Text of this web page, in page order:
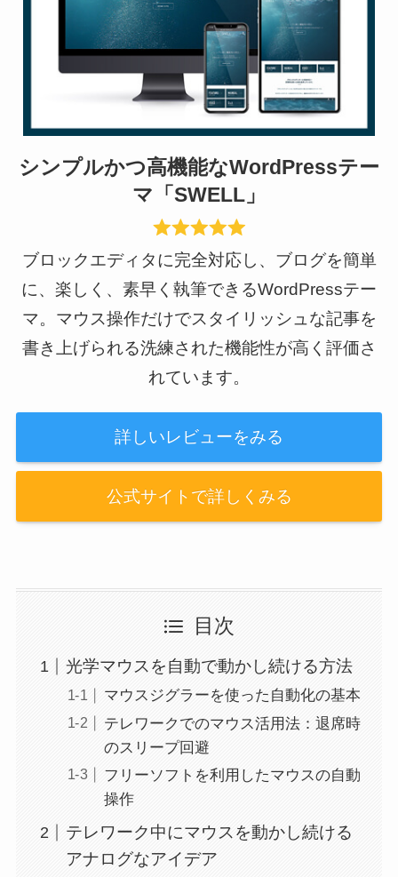
シンプルかつ高機能なWordPressテー
マ「SWELL」
ブロックエディタに完全対応し、ブログを簡単
に、楽しく、素早く執筆できるWordPressテー
マ。マウス操作だけでスタイリッシュな記事を
書き上げられる洗練された機能性が高く評価さ
れています。
詳しいレビューをみる
公式サイトで詳しくみる
目次
光学マウスを自動で動かし続ける方法
マウスジグラーを使った自動化の基本
テレワークでのマウス活用法：退席時
のスリープ回避
フリーソフトを利用したマウスの自動
操作
テレワーク中にマウスを動かし続ける
アナログなアイデア